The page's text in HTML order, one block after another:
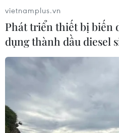
vietnamplus.vn
Phát triển thiết bị biến
dụng thành dầu diesel